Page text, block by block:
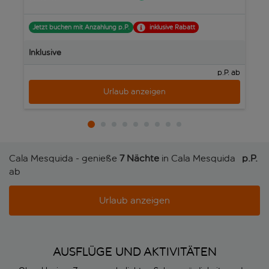
Jetzt buchen mit Anzahlung p.P. inklusive Rabatt
Inklusive
p.P. ab
Urlaub anzeigen
Cala Mesquida - genieße 7 Nächte in Cala Mesquida
ab
p.P.
Urlaub anzeigen
AUSFLÜGE UND AKTIVITÄTEN